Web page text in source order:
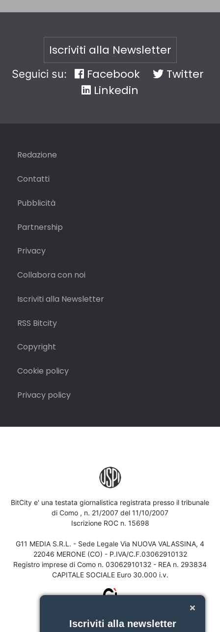
Iscriviti alla Newsletter
Seguici su: Facebook
Twitter
Linkedin
Redazione
Contatti
Pubblicità
Partnership
Privacy
Collabora con noi
Iscriviti alla Newsletter
RSS Bitcity
Copyright
Cookie policy
Privacy policy
BitCity e' una testata giornalistica registrata presso il tribunale
di Como , n. 21/2007 del 11/10/2007
Iscrizione ROC n. 15698
G11 MEDIA S.R.L. - Sede Legale Via NUOVA VALASSINA, 4
22046 MERONE (CO) - P.IVA/C.F.03062910132
Registro imprese di Como n. 03062910132 - REA n. 293834
CAPITALE SOCIALE Euro 30.000 i.v.
Iscriviti alla newsletter